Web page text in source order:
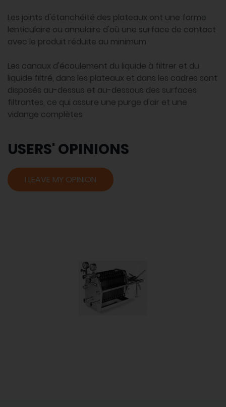
Les joints d'étanchéité des plateaux ont une forme
lenticulaire ou annulaire d'où une surface de contact
avec le produit réduite au minimum
Les canaux d'écoulement du liquide à filtrer et du
liquide filtré, dans les plateaux et dans les cadres sont
disposés au-dessus et au-dessous des surfaces
filtrantes, ce qui assure une purge d'air et une
vidange complètes
USERS' OPINIONS
I LEAVE MY OPINION